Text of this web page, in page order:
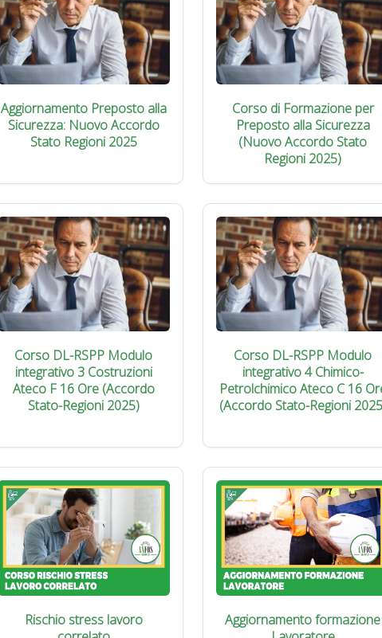
Aggiornamento Preposto alla
Sicurezza: Nuovo Accordo
Stato Regioni 2025
Corso di Formazione per
Preposto alla Sicurezza
(Nuovo Accordo Stato
Regioni 2025)
Corso DL-RSPP Modulo
integrativo 3 Costruzioni
Ateco F 16 Ore (Accordo
Stato-Regioni 2025)
Corso DL-RSPP Modulo
integrativo 4 Chimico-
Petrolchimico Ateco C 16
(Accordo Stato-Regioni
Rischio stress lavoro
Aggiornamento formazione